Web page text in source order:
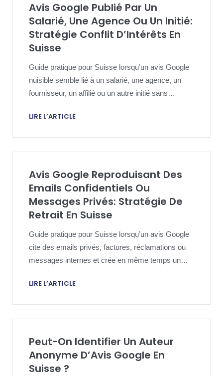
Avis Google Publié Par Un
Salarié, Une Agence Ou Un Initié:
Stratégie Conflit D’Intérêts En
Suisse
Guide pratique pour Suisse lorsqu’un avis Google
nuisible semble lié à un salarié, une agence, un
fournisseur, un affilié ou un autre initié sans
LIRE L’ARTICLE
Avis Google Reproduisant Des
Emails Confidentiels Ou
Messages Privés: Stratégie De
Retrait En Suisse
Guide pratique pour Suisse lorsqu’un avis Google
cite des emails privés, factures, réclamations ou
messages internes et crée en même temps un
réputation.
LIRE L’ARTICLE
Peut-On Identifier Un Auteur
Anonyme D’Avis Google En
Suisse ?